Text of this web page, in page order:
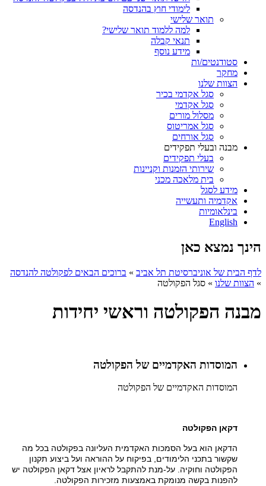
לימודי חוץ בהנדסה
תואר שלישי
למה ללמוד תואר שלישי?
תנאי קבלה
מידע נוסף
סטודנטים/ות
מחקר
הצוות שלנו
סגל אקדמי בכיר
סגל אקדמי
מסלול מורים
סגל אמריטוס
סגל אורחים
מבנה ובעלי תפקידים
בעלי תפקידים
שירותי הזמנות וקניינות
בית מלאכה מכני
מידע לסגל
אקדמיה ותעשייה
בינלאומיות
English
הינך נמצא כאן
לדף הבית של אוניברסיטת תל אביב » ברוכים הבאים לפקולטה להנדסה
» הצוות שלנו » סגל הפקולטה
מבנה הפקולטה וראשי יחידות
המוסדות האקדמיים של הפקולטה
המוסדות האקדמיים של הפקולטה
דקאן הפקולטה
הדקאן הוא בעל הסמכות האקדמית העליונה בפקולטה בכל מה
שקשור בתכני הלימודים, בפיקוח על ההוראה ועל ביצוע תקנון
הפקולטה וחוקיה. על-מנת להתקבל לראיון אצל דקאן הפקולטה יש
להפנות בקשה מנומקת באמצעות מזכירות הפקולטה.